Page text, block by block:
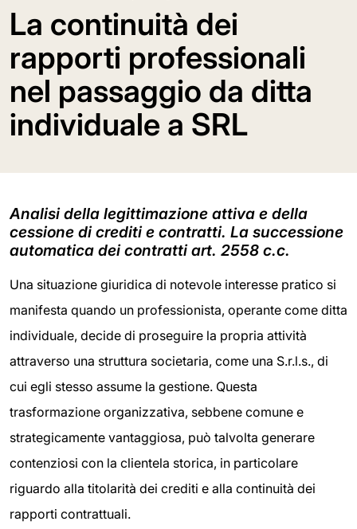
La continuità dei
rapporti professionali
nel passaggio da ditta
individuale a SRL
Analisi della legittimazione attiva e della
cessione di crediti e contratti. La successione
automatica dei contratti art. 2558 c.c.
Una situazione giuridica di notevole interesse pratico si
manifesta quando un professionista, operante come ditta
individuale, decide di proseguire la propria attività
attraverso una struttura societaria, come una S.r.l.s., di
cui egli stesso assume la gestione. Questa
trasformazione organizzativa, sebbene comune e
strategicamente vantaggiosa, può talvolta generare
contenziosi con la clientela storica, in particolare
riguardo alla titolarità dei crediti e alla continuità dei
rapporti contrattuali.